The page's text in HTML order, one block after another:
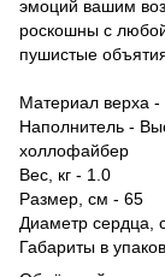
эмоций вашим
роскошны с
пушистые
Материал верха -
Наполнитель -
холлофайбер
Вес, кг - 1.0
Размер, см - 65
Диаметр сердца,
Габариты в